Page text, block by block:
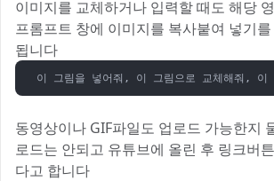
이미지를 교체하거나 입력할 때도 해당
프롬프트 창에 이미지를 복사붙여 넣기
됩니다
이 그림을 넣어줘, 이 그림으로 교체해줘, 이
동영상이나 GIF파일도 업로드 가능한지
로드는 안되고 유튜브에 올린 후 링크버
다고 합니다